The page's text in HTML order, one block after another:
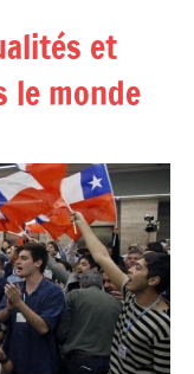
et
le monde